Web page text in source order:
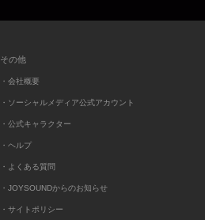
その他
・会社概要
・ソーシャルメディア公式アカウント
・公式キャラクター
・ヘルプ
・よくある質問
・JOYSOUNDからのお知らせ
・サイトポリシー